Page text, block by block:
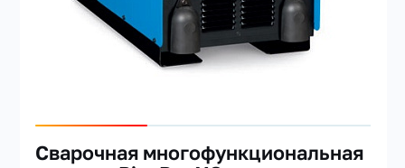
Сварочная многофункциональная